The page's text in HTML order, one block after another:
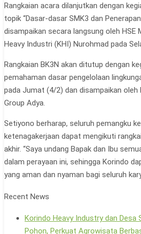
Rangkaian acara dilanjutkan dengan
topik “Dasar-dasar SMK3 dan
disampaikan secara langsung oleh HSE
Heavy Industri (KHI) Nurohmad pada
Rangkaian BK3N akan ditutup dengan
pemahaman dasar pengelolaan
pada Jumat (4/2) dan disampaikan oleh
Group Adya.
Setiyono berharap, seluruh pemangku
ketenagakerjaan dapat mengikuti
akhir. “Saya undang Bapak dan Ibu
dalam perayaan ini, sehingga Korindo
yang aman dan nyaman bagi seluruh
Recent News
Korindo Heavy Industry dan Desa
Pohon, Perkuat Agrowisata